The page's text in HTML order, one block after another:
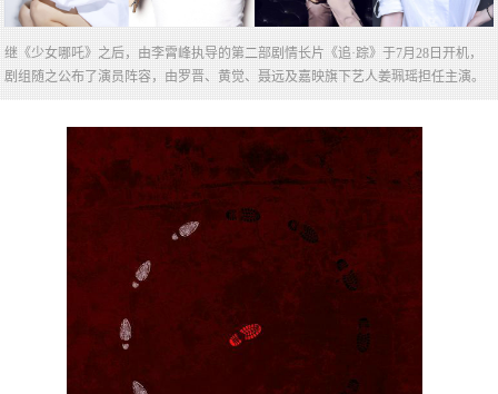
继《少女哪吒》之后，由李霄峰执导的第二部剧情长片《追·踪》于7月28日开机，
剧组随之公布了演员阵容，由罗晋、黄觉、聂远及嘉映旗下艺人姜珮瑶担任主演。